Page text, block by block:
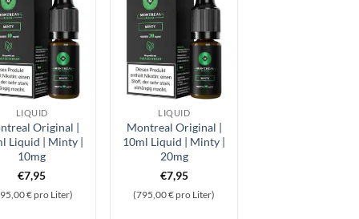
LIQUID
Original |
Liquid | Minty |
10mg
€7,95
€ pro Liter)
LIQUID
Montreal Original |
10ml Liquid | Minty |
20mg
€7,95
(795,00 € pro Liter)